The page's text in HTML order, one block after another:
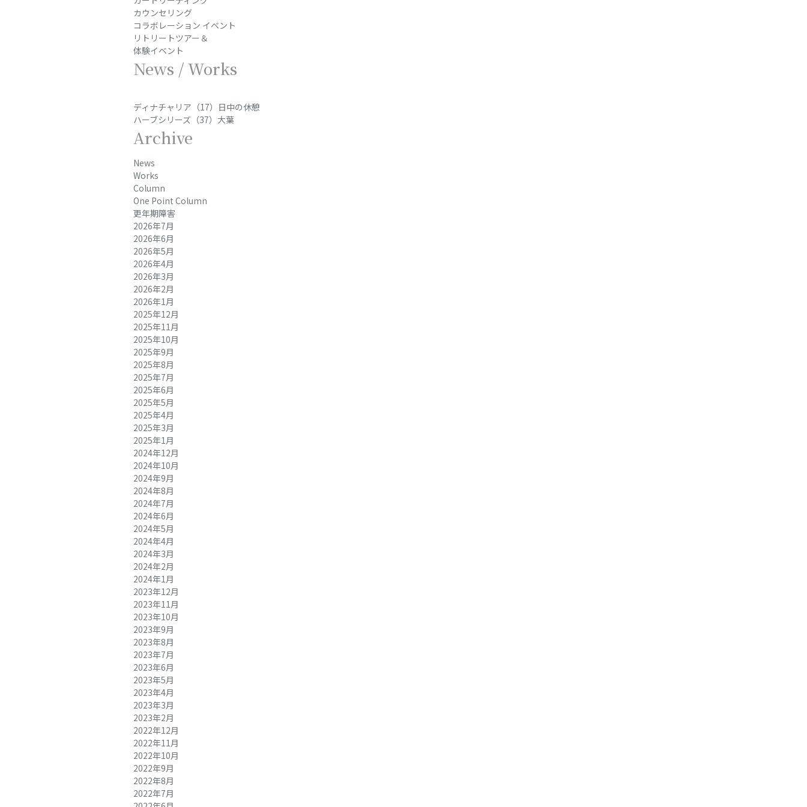
カウンセリング
コラボレーション イベント
リトリートツアー＆
体験イベント
News / Works
ディナチャリア（17）日中の休憩
ハーブシリーズ（37）大葉
Archive
News
Works
Column
One Point Column
更年期障害
2026年7月
2026年6月
2026年5月
2026年4月
2026年3月
2026年2月
2026年1月
2025年12月
2025年11月
2025年10月
2025年9月
2025年8月
2025年7月
2025年6月
2025年5月
2025年4月
2025年3月
2025年1月
2024年12月
2024年10月
2024年9月
2024年8月
2024年7月
2024年6月
2024年5月
2024年4月
2024年3月
2024年2月
2024年1月
2023年12月
2023年11月
2023年10月
2023年9月
2023年8月
2023年7月
2023年6月
2023年5月
2023年4月
2023年3月
2023年2月
2022年12月
2022年11月
2022年10月
2022年9月
2022年8月
2022年7月